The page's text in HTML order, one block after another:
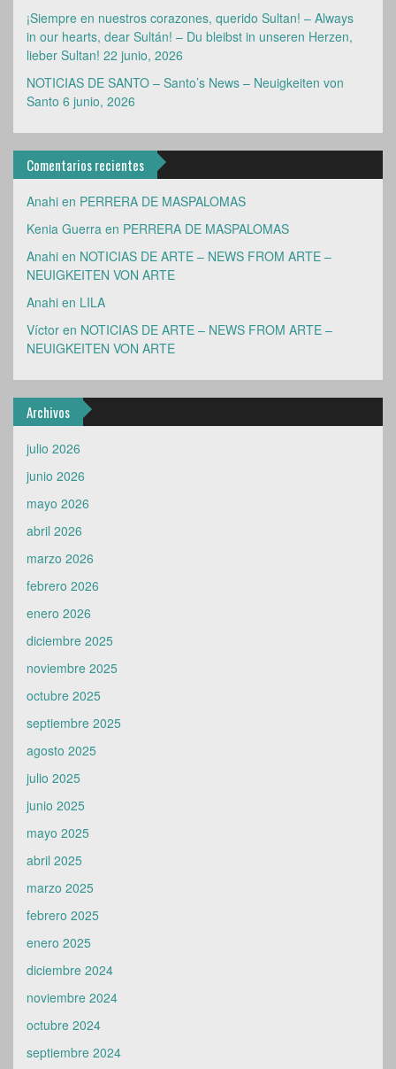
¡Siempre en nuestros corazones, querido Sultan! – Always
in our hearts, dear Sultán! – Du bleibst in unseren Herzen,
lieber Sultan! 22 junio, 2026
NOTICIAS DE SANTO – Santo’s News – Neuigkeiten von
Santo 6 junio, 2026
Comentarios recientes
Anahi en PERRERA DE MASPALOMAS
Kenia Guerra en PERRERA DE MASPALOMAS
Anahi en NOTICIAS DE ARTE – NEWS FROM ARTE –
NEUIGKEITEN VON ARTE
Anahi en LILA
Víctor en NOTICIAS DE ARTE – NEWS FROM ARTE –
NEUIGKEITEN VON ARTE
Archivos
julio 2026
junio 2026
mayo 2026
abril 2026
marzo 2026
febrero 2026
enero 2026
diciembre 2025
noviembre 2025
octubre 2025
septiembre 2025
agosto 2025
julio 2025
junio 2025
mayo 2025
abril 2025
marzo 2025
febrero 2025
enero 2025
diciembre 2024
noviembre 2024
octubre 2024
septiembre 2024